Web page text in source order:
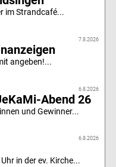
im Strandcafé...
7.8.2026
angeben!...
6.8.2026
Abend 26
und Gewinner...
6.8.2026
in der ev. Kirche...